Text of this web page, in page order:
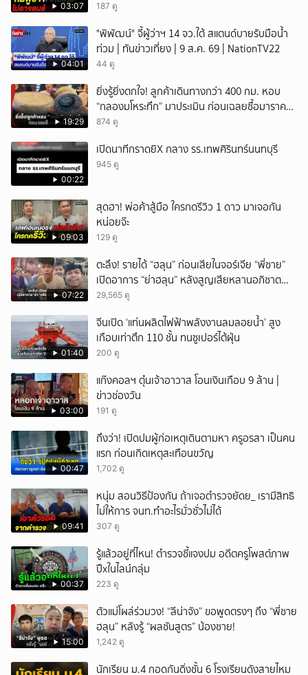
03:07 187 ดู
04:01
"พิพัฒน์" จี้ผู้ว่าฯ 14 จว.ใต้ สแตนด์บายรับมือน้ำ
ท่วม | ทันข่าวเที่ยง | 9 ส.ค. 69 | NationTV22
44 ดู
19:29
ยิ่งรู้ยิ่งตกใจ! ลูกค้าเดินทางกว่า 400 กม. หอบ
“กลองมโหระทึก” มาประเมิน ก่อนเฉลยซื้อมาราคา
เท่าไหร่?
874 ดู
00:22
เปิดนาทีกราดยิX กลาง รร.เทพศิรินทร์นนทบุรี
945 ดู
09:03
สุดฮา! พ่อค้าสู้มือ ใครกดรีวิว 1 ดาว มาเจอกัน
หน่อยจ๊ะ
129 ดู
07:22
ตะลึง! รายได้ “ฮลุน” ก่อนเสียในจอร์เจีย “พี่ชาย”
เปิดอาการ “ย่าฮลุน” หลังสูญเสียหลานอภิชาต
บุตร!
29,565 ดู
01:40
จีนเปิด ‘แท่นผลิตไฟฟ้าพลังงานลมลอยน้ำ’ สูง
เกือบเท่าตึก 110 ชั้น ทนซูเปอร์ไต้ฝุ่น
200 ดู
03:00
แก๊งคอลฯ ตุ๋นเจ้าอาวาส โอนเงินเกือบ 9 ล้าน |
ข่าวช่องวัน
191 ดู
00:47
ถึงว่า! เปิดปมผู้ก่อเหตุเดินตามหา ครูอรสา เป็นคน
แรก ก่อนเกิดเหตุสะเทือนขวัญ
1,702 ดู
09:41
หนุ่ม สอนวิธีป้องกัน ถ้าเจอตำรวจยัดย_ เรามีสิทธิ
ไม่ให้การ จนท.ทำอะไรมั่วซั่วไม่ได้
307 ดู
00:37
รู้แล้วอยู่ที่ไหน! ตำรวจชี้แจงปม อดีตครูโพสต์ภาพ
ปืxในไลน์กลุ่ม
223 ดู
15:00
ตัวแม่โผล่ร่วมวง! “ลีน่าจัง” ขอพูดตรงๆ ถึง “พี่ชาย
ฮลุน” หลังรู้ “ผลชันสูตร” น้องชาย!
1,242 ดู
นักเรียน ม.4 กอดกันดิ่งชั้น 6 โรงเรียนดังสายไหม